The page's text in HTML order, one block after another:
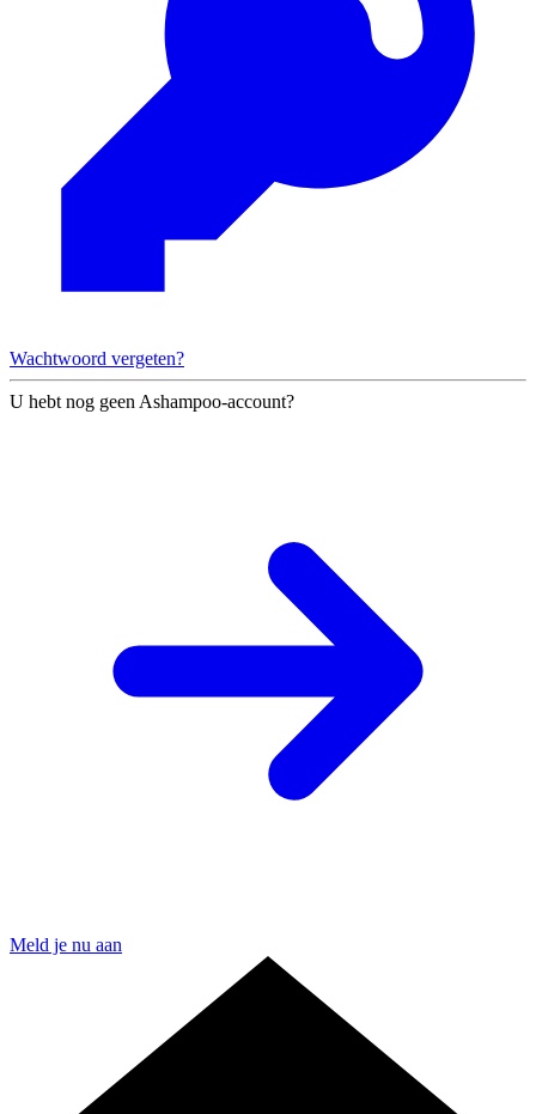
Wachtwoord vergeten?
U hebt nog geen Ashampoo-account?
Meld je nu aan